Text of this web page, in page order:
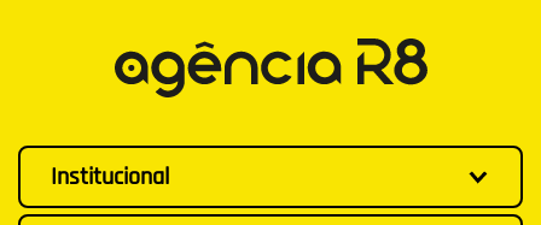
Institucional